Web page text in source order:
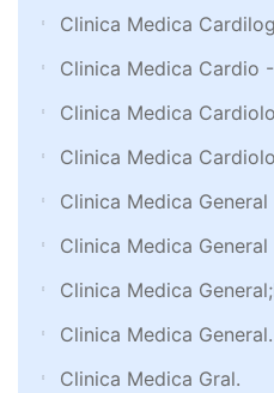
Clinica Medica
Clinica Medica Cardio
Clinica Medica
Clinica Medica
Clinica Medica General
Clinica Medica
Clinica Medica
Clinica Medica
Clinica Medica Gral.